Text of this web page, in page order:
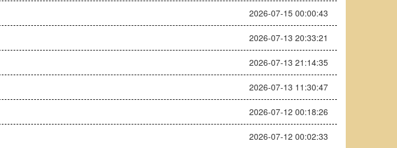
2026-07-15 00:00:43
2026-07-13 20:33:21
2026-07-13 21:14:35
2026-07-13 11:30:47
2026-07-12 00:18:26
2026-07-12 00:02:33